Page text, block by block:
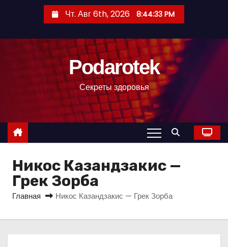
с
м
Чт. Авг 6th, 2026 8:44:34 PM
Podarotek
Секреты здоровья
Никос Казандзакис —
Грек Зорба
Главная Никос Казандзакис — Грек Зорба